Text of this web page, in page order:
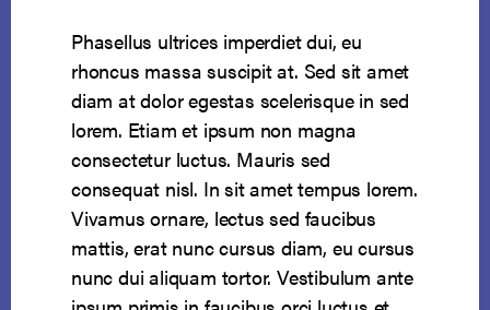
Phasellus ultrices imperdiet dui, eu
rhoncus massa suscipit at. Sed sit amet
diam at dolor egestas scelerisque in sed
lorem. Etiam et ipsum non magna
consectetur luctus. Mauris sed
consequat nisl. In sit amet tempus lorem.
Vivamus ornare, lectus sed faucibus
mattis, erat nunc cursus diam, eu cursus
nunc dui aliquam tortor. Vestibulum ante